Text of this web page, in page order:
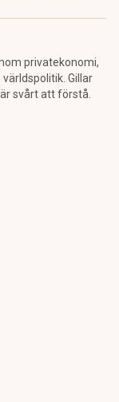
privatekonomi,
Gillar
svårt att förstå.